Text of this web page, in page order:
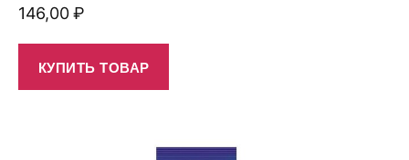
146,00₽
КУПИТЬ ТОВАР